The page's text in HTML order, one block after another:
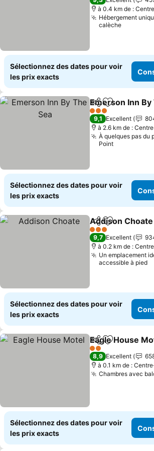
à 0.4 km de :
Hébergement
calèche
Sélectionnez des dates pour voir
les prix exacts
PartagerAjouter à
Emerson Inn By
3 Étoiles
9,1 Excellent
à 2.6 km de :
À quelques pas du
Point
Sélectionnez des dates pour voir
les prix exacts
PartagerAjouter à
Addison Choate
3 Étoiles
9,7 Excellent
à 0.2 km de :
Un emplacement
accessible à pied
Sélectionnez des dates pour voir
les prix exacts
PartagerAjouter à
Eagle House
2 Étoiles
8,9 Excellent
à 0.1 km de :
Chambres avec
Sélectionnez des dates pour voir
les prix exacts